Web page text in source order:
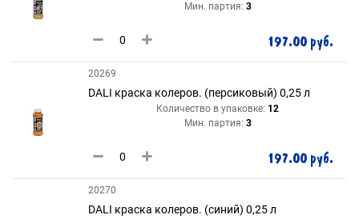
Мин. партия: 3
197.00 руб.
20269
DALI краска колеров. (персиковый) 0,25 л
Количество в упаковке: 12
Мин. партия: 3
197.00 руб.
20270
DALI краска колеров. (синий) 0,25 л